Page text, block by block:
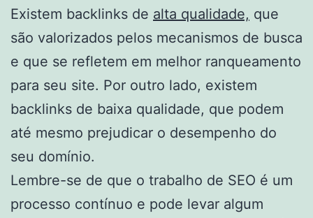
Existem backlinks de alta qualidade, que
são valorizados pelos mecanismos de busca
e que se refletem em melhor ranqueamento
para seu site. Por outro lado, existem
backlinks de baixa qualidade, que podem
até mesmo prejudicar o desempenho do
seu domínio.
Lembre-se de que o trabalho de SEO é um
processo contínuo e pode levar algum